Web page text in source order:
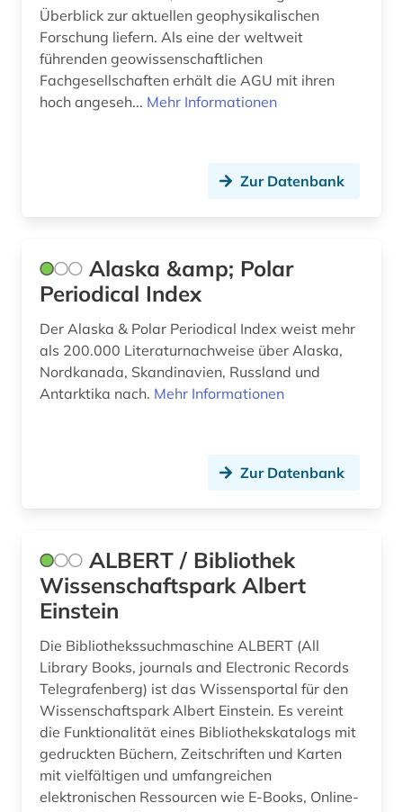
energiebewusstes bauen (1)
energieerzeugung (1)
energieforschung (1)
englisch (1)
enzyklopädie (5)
epidemie (1)
erdbeben (2)
erdwissenschaften (1)
erdwissenschaftlicher naturschutz (1)
erdöl (1)
erdöltechnik (1)
erneuerbare energie (1)
Überblick zur aktuellen geophysikalischen
Forschung liefern. Als eine der weltweit
führenden geowissenschaftlichen
Fachgesellschaften erhält die AGU mit ihren
hoch angeseh... Mehr Informationen
Zur Datenbank
Alaska &amp; Polar
Periodical Index
Der Alaska & Polar Periodical Index weist mehr
als 200.000 Literaturnachweise über Alaska,
Nordkanada, Skandinavien, Russland und
Antarktika nach. Mehr Informationen
Zur Datenbank
ALBERT / Bibliothek
Wissenschaftspark Albert
Einstein
Die Bibliothekssuchmaschine ALBERT (All
Library Books, journals and Electronic Records
Telegrafenberg) ist das Wissensportal für den
Wissenschaftspark Albert Einstein. Es vereint
die Funktionalität eines Bibliothekskatalogs mit
gedruckten Büchern, Zeitschriften und Karten
mit vielfältigen und umfangreichen
elektronischen Ressourcen wie E-Books, Online-